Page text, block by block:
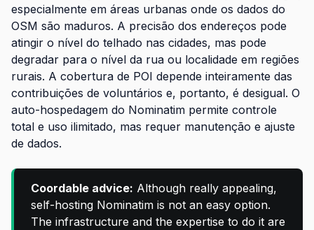
especialmente em áreas urbanas onde os dados do
OSM são maduros. A precisão dos endereços pode
atingir o nível do telhado nas cidades, mas pode
degradar para o nível da rua ou localidade em regiões
rurais. A cobertura de POI depende inteiramente das
contribuições de voluntários e, portanto, é desigual. O
auto-hospedagem do Nominatim permite controle
total e uso ilimitado, mas requer manutenção e ajuste
de dados.
Coordable advice: Although really appealing,
self-hosting Nominatim is not an easy option.
The infrastructure and the expertise to do it are